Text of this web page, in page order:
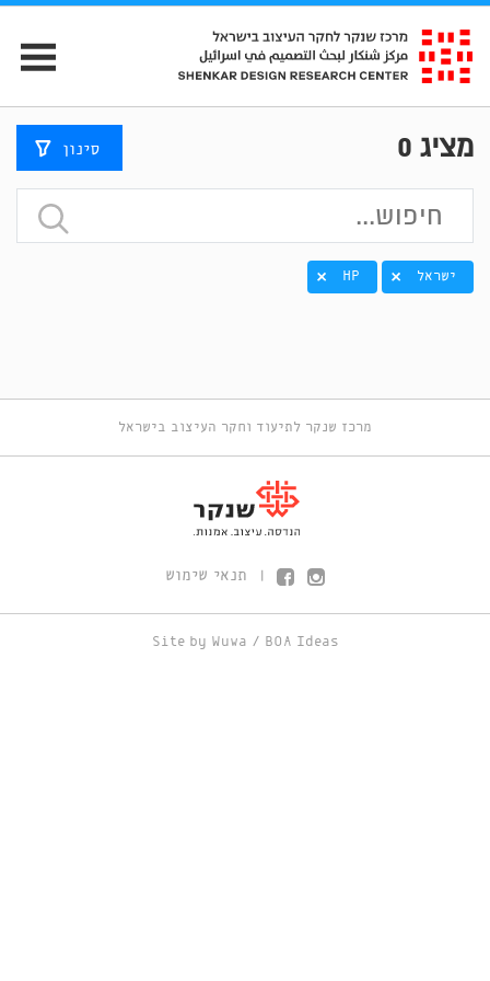
מציג 0 סינון
ישראל HP
מרכז שנקר לתיעוד וחקר העיצוב בישראל
תנאי שימוש
Site by Wuwa / BOA Ideas